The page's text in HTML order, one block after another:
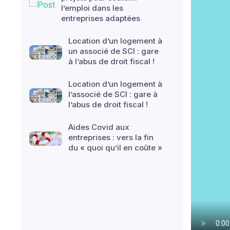
l’emploi dans les
entreprises adaptées
Location d’un logement à
un associé de SCI : gare
à l’abus de droit fiscal !
Location d’un logement à
l’associé de SCI : gare à
l’abus de droit fiscal !
Aides Covid aux
entreprises : vers la fin
du « quoi qu’il en coûte »